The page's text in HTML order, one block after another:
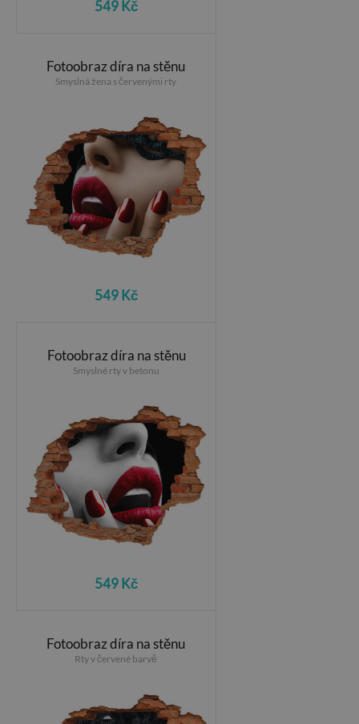
549 Kč
Fotoobraz díra na stěnu
Smyslná žena s červenými rty
549 Kč
Fotoobraz díra na stěnu
Smyslné rty v betonu
549 Kč
Fotoobraz díra na stěnu
Rty v červené barvě